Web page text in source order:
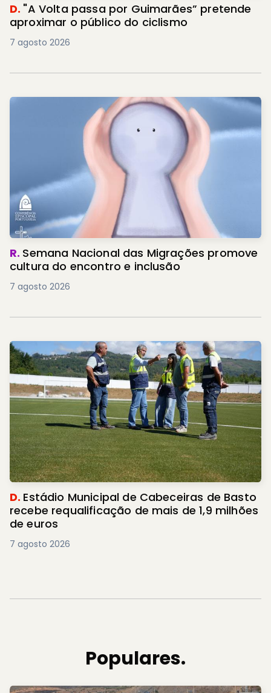
D. "A Volta passa por Guimarães” pretende
aproximar o público do ciclismo
7 agosto 2026
R. Semana Nacional das Migrações promove
cultura do encontro e inclusão
7 agosto 2026
D. Estádio Municipal de Cabeceiras de Basto
recebe requalificação de mais de 1,9 milhões
de euros
7 agosto 2026
Populares.